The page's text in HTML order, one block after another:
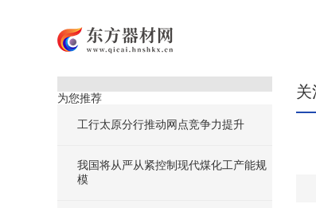
为您推荐
工行太原分行推动网点竞争力提升
我国将从严从紧控制现代煤化工产能规
模
关